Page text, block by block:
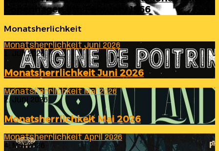
Copenhagen 6th February 1966
Monatsherlichkeit
Monatsherrlichkeit Juni 2026
1. Juli 2026
Monatsherrlichkeit Juni 2026
Monatsherrlichkeit Mai 2026
2. Juni 2026
Monatsherrlichkeit Mai 2026
Monatsherrlichkeit April 2026
4. Mai 2026